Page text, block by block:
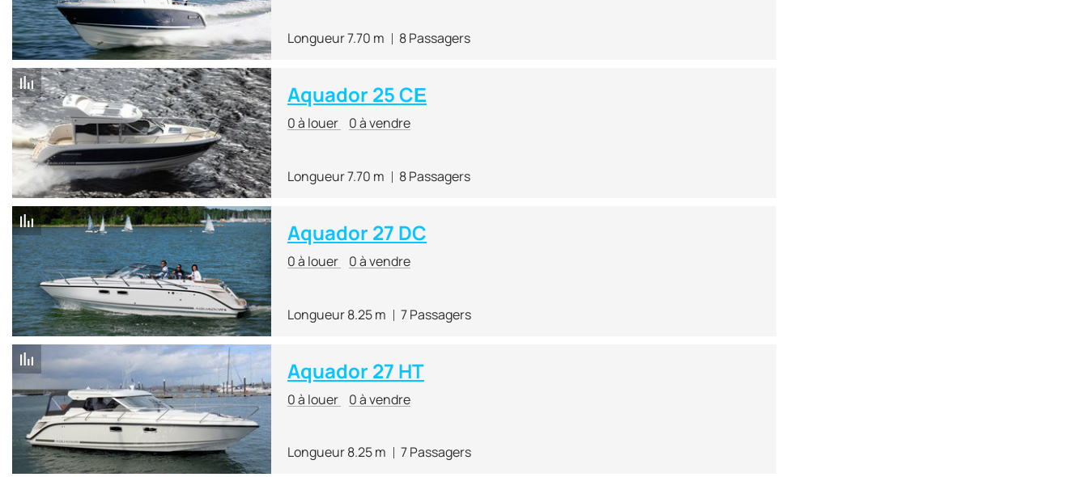
Longueur 7.70 m 8 Passagers
Aquador 25 CЕ
0 à louer 0 à vendre
Longueur 7.70 m 8 Passagers
Aquador 27 DC
0 à louer 0 à vendre
Longueur 8.25 m 7 Passagers
Aquador 27 HT
0 à louer 0 à vendre
Longueur 8.25 m 7 Passagers